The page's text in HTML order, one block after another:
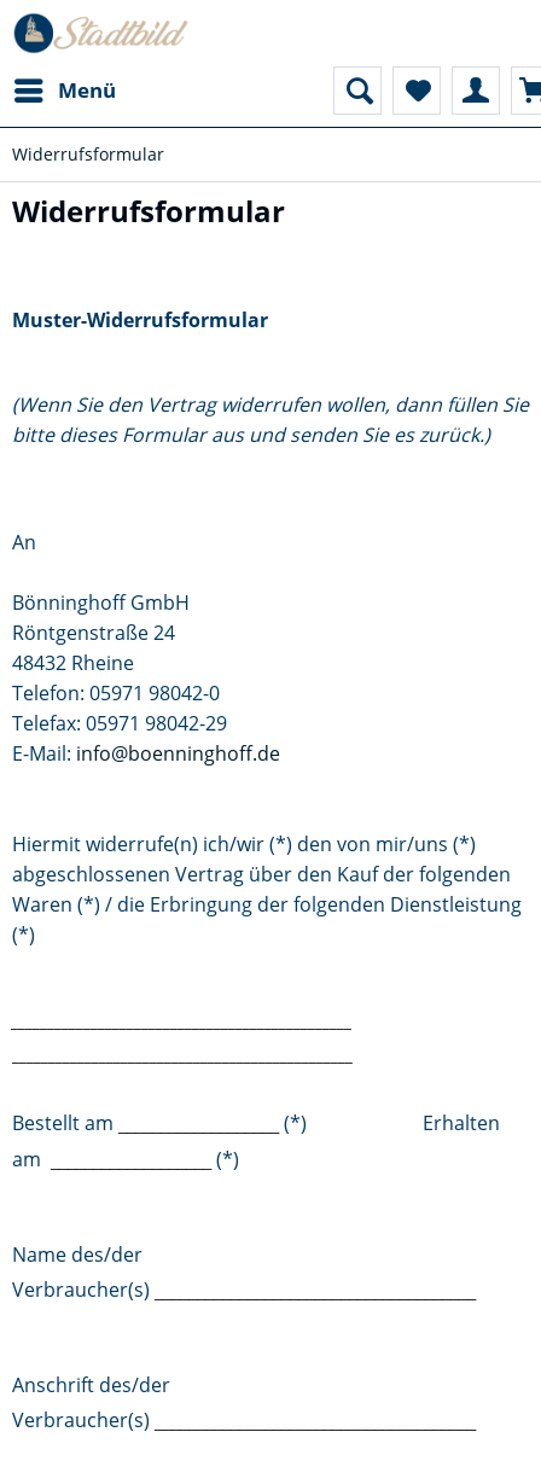
Menü
Widerrufsformular
Widerrufsformular
Muster-Widerrufsformular
(Wenn Sie den Vertrag widerrufen wollen, dann füllen Sie
bitte dieses Formular aus und senden Sie es zurück.)
An
Bönninghoff GmbH
Röntgenstraße 24
48432 Rheine
Telefon: 05971 98042-0
Telefax: 05971 98042-29
E-Mail: info@boenninghoff.de
Hiermit widerrufe(n) ich/wir (*) den von mir/uns (*)
abgeschlossenen Vertrag über den Kauf der folgenden
Waren (*) / die Erbringung der folgenden Dienstleistung
(*)
Bestellt am
(*) Erhalten
am
(*)
Name des/der
Verbraucher(s)
Anschrift des/der
Verbraucher(s)